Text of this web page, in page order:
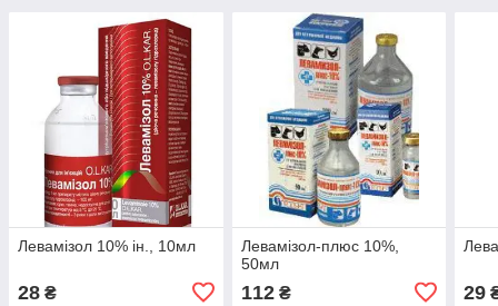
Левамізол 10% ін., 10мл
28 ₴
Левамізол-плюс 10%,
50мл
112₴ 29